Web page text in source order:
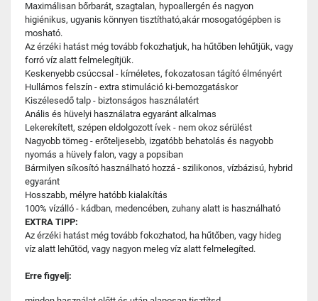
Maximálisan bőrbarát, szagtalan, hypoallergén és nagyon
higiénikus, ugyanis könnyen tisztítható,akár mosogatógépben is
mosható.
Az érzéki hatást még tovább fokozhatjuk, ha hűtőben lehűtjük, vagy
forró víz alatt felmelegítjük.
Keskenyebb csúccsal - kíméletes, fokozatosan tágító élményért
Hullámos felszín - extra stimuláció ki-bemozgatáskor
Kiszélesedő talp - biztonságos használatért
Anális és hüvelyi használatra egyaránt alkalmas
Lekerekített, szépen eldolgozott ívek - nem okoz sérülést
Nagyobb tömeg - erőteljesebb, izgatóbb behatolás és nagyobb
nyomás a hüvely falon, vagy a popsiban
Bármilyen síkosító használható hozzá - szilikonos, vízbázisú, hybrid
egyaránt
Hosszabb, mélyre hatóbb kialakítás
100% vízálló - kádban, medencében, zuhany alatt is használható
EXTRA TIPP:
Az érzéki hatást még tovább fokozhatod, ha hűtőben, vagy hideg
víz alatt lehűtöd, vagy nagyon meleg víz alatt felmelegíted.
Erre figyelj: